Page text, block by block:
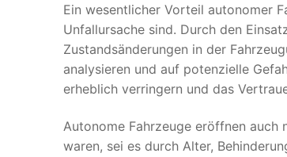
Ein wesentlicher Vorteil autonomer
Unfallursache sind. Durch den
Zustandsänderungen in der
analysieren und auf potenzielle
erheblich verringern und das
Autonome Fahrzeuge eröffnen
waren, sei es durch Alter,